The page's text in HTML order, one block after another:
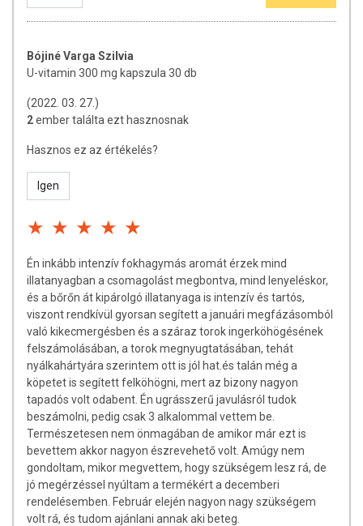
Bójiné Varga Szilvia
U-vitamin 300 mg kapszula 30 db
(2022. 03. 27.)
2ember találta ezt hasznosnak
Hasznos ez az értékelés?
Igen
Én inkább intenzív fokhagymás aromát érzek mind
illatanyagban a csomagolást megbontva, mind lenyeléskor,
és a bőrőn át kipárolgó illatanyaga is intenzív és tartós,
viszont rendkívül gyorsan segített a januári megfázásomból
való kikecmergésben és a száraz torok ingerköhögésének
felszámolásában, a torok megnyugtatásában, tehát
nyálkahártyára szerintem ott is jól hat.és talán még a
köpetet is segített felköhögni, mert az bizony nagyon
tapadós volt odabent. Én ugrásszerű javulásról tudok
beszámolni, pedig csak 3 alkalommal vettem be.
Természetesen nem önmagában de amikor már ezt is
bevettem akkor nagyon észrevehető volt. Amúgy nem
gondoltam, mikor megvettem, hogy szükségem lesz rá, de
jó megérzéssel nyúltam a termékért a decemberi
rendelésemben. Február elején nagyon nagy szükségem
volt rá, és tudom ajánlani annak aki beteg.